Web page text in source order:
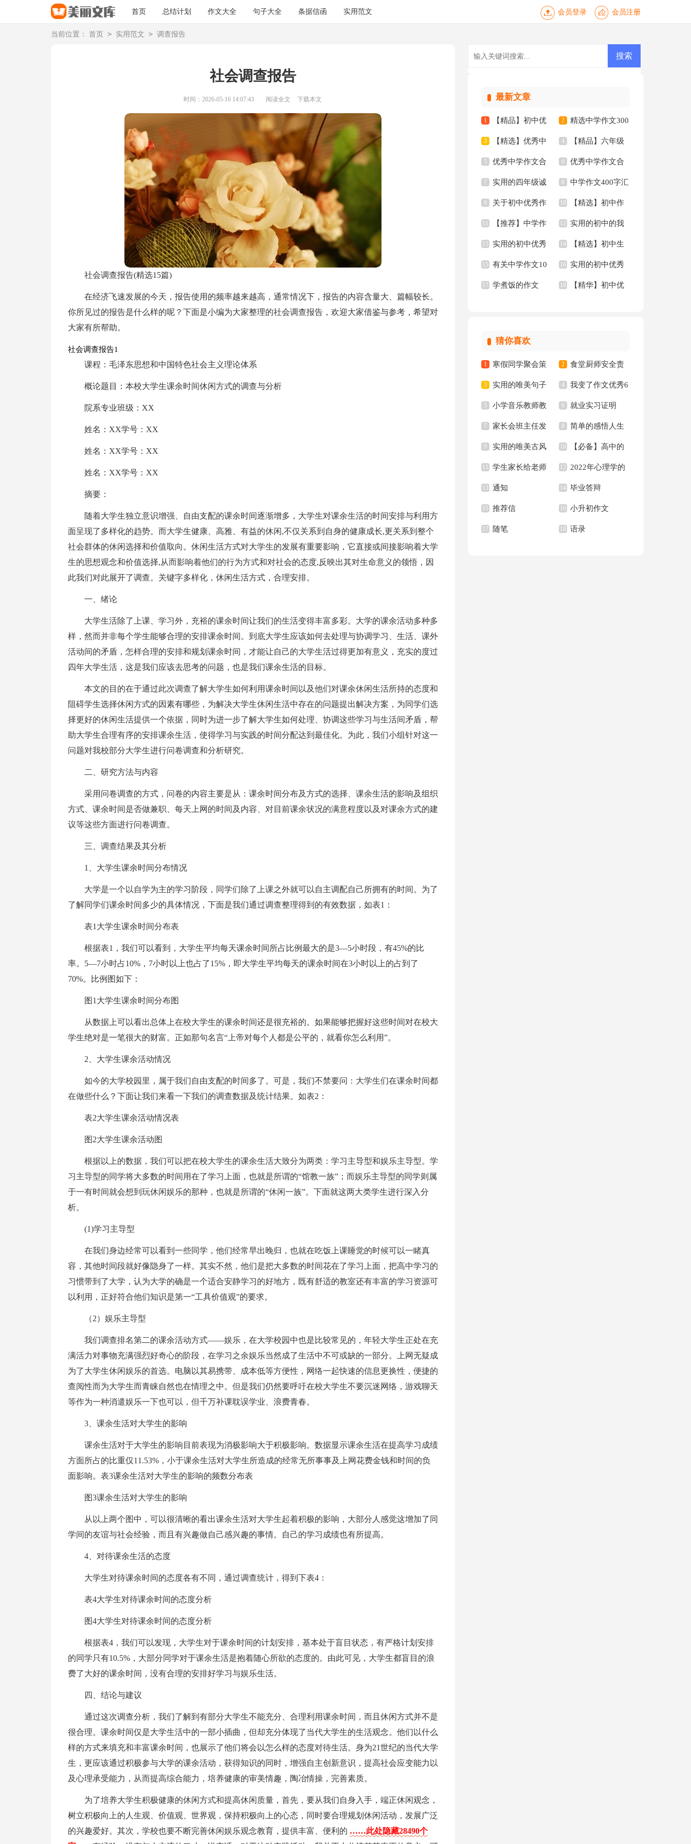
首页 总结计划 作文大全 句子大全 条据信函 实用范文 会员登录 会员注册
当前位置： 首页 > 实用范文 > 调查报告
社会调查报告
时间：2026-05-16 14:07:43 阅读全文 下载本文
社会调查报告(精选15篇)
在经济飞速发展的今天，报告使用的频率越来越高，通常情况下，报告的内容含量大、篇幅较长。
你所见过的报告是什么样的呢？下面是小编为大家整理的社会调查报告，欢迎大家借鉴与参考，希望对
大家有所帮助。
社会调查报告1
课程：毛泽东思想和中国特色社会主义理论体系
概论题目：本校大学生课余时间休闲方式的调查与分析
院系专业班级：XX
姓名：XX学号：XX
姓名：XX学号：XX
姓名：XX学号：XX
摘要：
随着大学生独立意识增强、自由支配的课余时间逐渐增多，大学生对课余生活的时间安排与利用方
面呈现了多样化的趋势。而大学生健康、高雅、有益的休闲,不仅关系到自身的健康成长,更关系到整个
社会群体的休闲选择和价值取向。休闲生活方式对大学生的发展有重要影响，它直接或间接影响着大学
生的思想观念和价值选择,从而影响着他们的行为方式和对社会的态度,反映出其对生命意义的领悟，因
此我们对此展开了调查。关键字多样化，休闲生活方式，合理安排。
一、绪论
大学生活除了上课、学习外，充裕的课余时间让我们的生活变得丰富多彩。大学的课余活动多种多
样，然而并非每个学生能够合理的安排课余时间。到底大学生应该如何去处理与协调学习、生活、课外
活动间的矛盾，怎样合理的安排和规划课余时间，才能让自己的大学生活过得更加有意义，充实的度过
四年大学生活，这是我们应该去思考的问题，也是我们课余生活的目标。
本文的目的在于通过此次调查了解大学生如何利用课余时间以及他们对课余休闲生活所持的态度和
阻碍学生选择休闲方式的因素有哪些，为解决大学生休闲生活中存在的问题提出解决方案，为同学们选
择更好的休闲生活提供一个依据，同时为进一步了解大学生如何处理、协调这些学习与生活间矛盾，帮
助大学生合理有序的安排课余生活，使得学习与实践的时间分配达到最佳化。为此，我们小组针对这一
问题对我校部分大学生进行问卷调查和分析研究。
二、研究方法与内容
采用问卷调查的方式，问卷的内容主要是从：课余时间分布及方式的选择、课余生活的影响及组织
方式、课余时间是否做兼职、每天上网的时间及内容、对目前课余状况的满意程度以及对课余方式的建
议等这些方面进行问卷调查。
三、调查结果及其分析
1、大学生课余时间分布情况
大学是一个以自学为主的学习阶段，同学们除了上课之外就可以自主调配自己所拥有的时间。为了
了解同学们课余时间多少的具体情况，下面是我们通过调查整理得到的有效数据，如表1：
表1大学生课余时间分布表
根据表1，我们可以看到，大学生平均每天课余时间所占比例最大的是3—5小时段，有45%的比
率。5—7小时占10%，7小时以上也占了15%，即大学生平均每天的课余时间在3小时以上的占到了
70%。比例图如下：
图1大学生课余时间分布图
从数据上可以看出总体上在校大学生的课余时间还是很充裕的。如果能够把握好这些时间对在校大
学生绝对是一笔很大的财富。正如那句名言“上帝对每个人都是公平的，就看你怎么利用”。
2、大学生课余活动情况
如今的大学校园里，属于我们自由支配的时间多了。可是，我们不禁要问：大学生们在课余时间都
在做些什么？下面让我们来看一下我们的调查数据及统计结果。如表2：
表2大学生课余活动情况表
图2大学生课余活动图
根据以上的数据，我们可以把在校大学生的课余生活大致分为两类：学习主导型和娱乐主导型。学
习主导型的同学将大多数的时间用在了学习上面，也就是所谓的“馆教一族”；而娱乐主导型的同学则属
于一有时间就会想到玩休闲娱乐的那种，也就是所谓的“休闲一族”。下面就这两大类学生进行深入分
析。
(1)学习主导型
在我们身边经常可以看到一些同学，他们经常早出晚归，也就在吃饭上课睡觉的时候可以一睹真
容，其他时间段就好像隐身了一样。其实不然，他们是把大多数的时间花在了学习上面，把高中学习的
习惯带到了大学，认为大学的确是一个适合安静学习的好地方，既有舒适的教室还有丰富的学习资源可
以利用，正好符合他们知识是第一“工具价值观”的要求。
（2）娱乐主导型
我们调查排名第二的课余活动方式——娱乐，在大学校园中也是比较常见的，年轻大学生正处在充
满活力对事物充满强烈好奇心的阶段，在学习之余娱乐当然成了生活中不可或缺的一部分。上网无疑成
为了大学生休闲娱乐的首选。电脑以其易携带、成本低等方便性，网络一起快速的信息更换性，便捷的
查阅性而为大学生而青睐自然也在情理之中。但是我们仍然要呼吁在校大学生不要沉迷网络，游戏聊天
等作为一种消遣娱乐一下也可以，但千万补课耽误学业、浪费青春。
3、课余生活对大学生的影响
课余生活对于大学生的影响目前表现为消极影响大于积极影响。数据显示课余生活在提高学习成绩
方面所占的比重仅11.53%，小于课余生活对大学生所造成的经常无所事事及上网花费金钱和时间的负
面影响。表3课余生活对大学生的影响的频数分布表
图3课余生活对大学生的影响
从以上两个图中，可以很清晰的看出课余生活对大学生起着积极的影响，大部分人感觉这增加了同
学间的友谊与社会经验，而且有兴趣做自己感兴趣的事情。自己的学习成绩也有所提高。
4、对待课余生活的态度
大学生对待课余时间的态度各有不同，通过调查统计，得到下表4：
表4大学生对待课余时间的态度分析
图4大学生对待课余时间的态度分析
根据表4，我们可以发现，大学生对于课余时间的计划安排，基本处于盲目状态，有严格计划安排
的同学只有10.5%，大部分同学对于课余生活是抱着随心所欲的态度的。由此可见，大学生都盲目的浪
费了大好的课余时间，没有合理的安排好学习与娱乐生活。
四、结论与建议
通过这次调查分析，我们了解到有部分大学生不能充分、合理利用课余时间，而且休闲方式并不是
很合理。课余时间仅是大学生活中的一部小插曲，但却充分体现了当代大学生的生活观念。他们以什么
样的方式来填充和丰富课余时间，也展示了他们将会以怎么样的态度对待生活。身为21世纪的当代大学
生，更应该通过积极参与大学的课余活动，获得知识的同时，增强自主创新意识，提高社会应变能力以
及心理承受能力，从而提高综合能力，培养健康的审美情趣，陶冶情操，完善素质。
为了培养大学生积极健康的休闲方式和提高休闲质量，首先，要从我们自身入手，端正休闲观念，
树立积极向上的人生观、价值观、世界观，保持积极向上的心态，同时要合理规划休闲活动，发展广泛
的兴趣爱好。其次，学校也要不断完善休闲娱乐观念教育，提供丰富、便利的 ……此处隐藏28490个
最新文章
1 【精品】初中优
秀作文三篇
2 精选中学作文300
字五篇
3 【精选】优秀中
学作文合集8篇
4 【精品】六年级
年的作文300字汇总9
篇
5 优秀中学作文合
集四篇
6 优秀中学作文合
集九篇
7 实用的四年级诚
信的作文300字合集
十篇
8 中学作文400字汇
编八篇
9 关于初中优秀作
文4篇
10 【精选】初中作
文集合八篇
11 【推荐】中学作
文300字九篇
12 实用的初中的我
作文3篇
13 实用的初中优秀
作文6篇
14 【精选】初中生
作文集合8篇
15 有关中学作文10
篇
16 实用的初中优秀
作文10篇
17 学煮饭的作文 18 【精华】初中优
猜你喜欢
1 寒假同学聚会策
划书
2 食堂厨师安全责
任书
3 实用的唯美句子
65条
4 我变了作文优秀6
篇
5 小学音乐教师教
学心得
6 就业实习证明
7 家长会班主任发
言稿集合15篇
8 简单的感悟人生
的格言集锦94条
9 实用的唯美古风
句子合集36句
10 【必备】高中的
作文集合八篇
11 学生家长给老师
的感谢信合集6篇
12 2022年心理学的
语录
13 通知 14 毕业答辩
15 推荐信 16 小升初作文
17 随笔 18 语录